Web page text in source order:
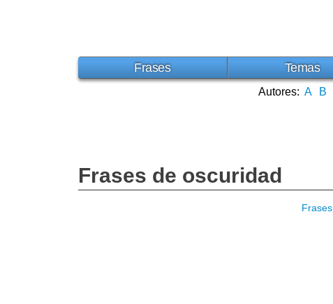
Frases Temas
Autores: A B
Frases de oscuridad
Frases